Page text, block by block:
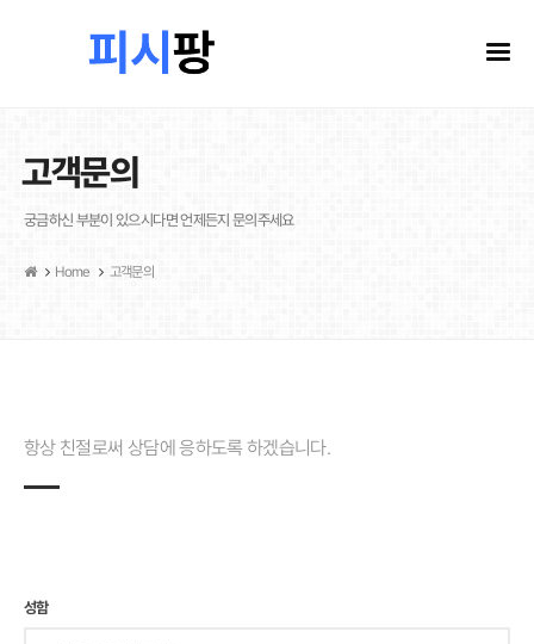
고객문의
궁금하신 부분이 있으시다면 언제든지 문의주세요
Home 고객문의
항상 친절로써 상담에 응하도록 하겠습니다.
성함